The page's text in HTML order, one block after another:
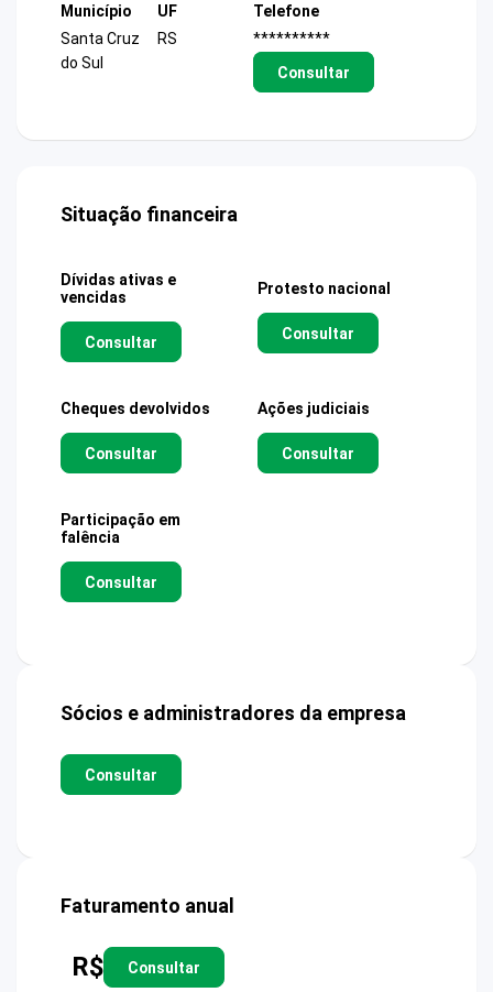
Município
Santa Cruz
do Sul
UF
RS
Telefone
**********
Consultar
Situação financeira
Dívidas ativas e
vencidas
Consultar
Protesto nacional
Consultar
Cheques devolvidos
Consultar
Ações judiciais
Consultar
Participação em
falência
Consultar
Sócios e administradores da empresa
Consultar
Faturamento anual
R$ Consultar